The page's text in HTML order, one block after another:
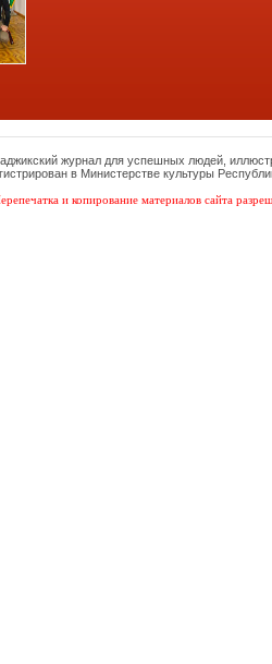
журнал для успешных людей,
в Министерстве культуры
и копирование материалов сайта